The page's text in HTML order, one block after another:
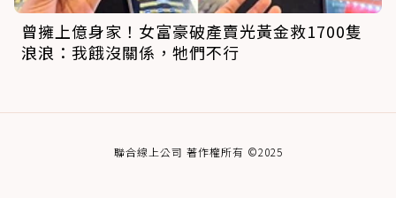
曾擁上億身家！女富豪破產賣光黃金救1700隻
浪浪：我餓沒關係，牠們不行
聯合線上公司 著作權所有 ©2025